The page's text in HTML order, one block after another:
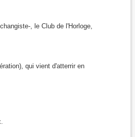
, le Club de l'Horloge,
qui vient d'atterrir en